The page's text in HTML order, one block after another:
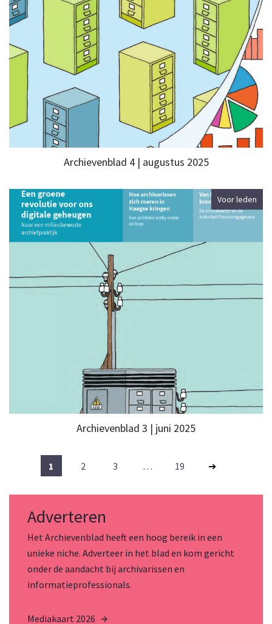
Archievenblad 4 | augustus 2025
Voor leden
Archievenblad 3 | juni 2025
1 2 3 … 19
Adverteren
Het Archievenblad heeft een hoog bereik in een
unieke niche. Adverteer in het blad en kom gericht
onder de aandacht bij archivarissen en
informatieprofessionals.
Mediakaart 2026